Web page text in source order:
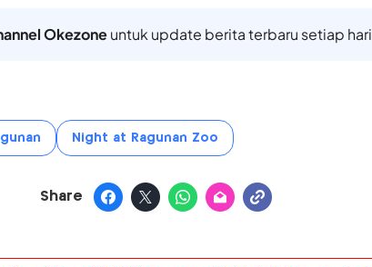
Okezoneuntuk update berita terbaru setiap hari
Night at Ragunan Zoo
Share